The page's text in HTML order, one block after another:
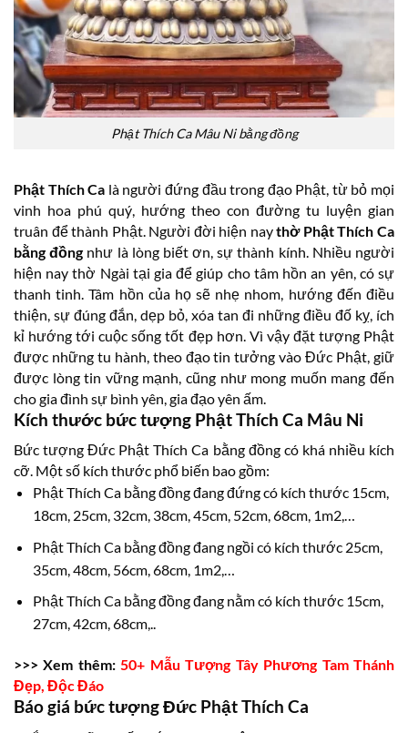
Phật Thích Ca Mâu Ni bằng đồng
Phật Thích Ca là người đứng đầu trong đạo Phật, từ bỏ mọi
vinh hoa phú quý, hướng theo con đường tu luyện gian
truân để thành Phật. Người đời hiện naythờ Phật Thích Ca
bằng đồngnhư là lòng biết ơn, sự thành kính. Nhiều người
hiện nay thờ Ngài tại gia để giúp cho tâm hồn an yên, có sự
thanh tinh. Tâm hồn của họ sẽ nhẹ nhom, hướng đến điều
thiện, sự đúng đắn, dẹp bỏ, xóa tan đi những điều đố kỵ, ích
kỉ hướng tới cuộc sống tốt đẹp hơn. Vì vậy đặt tượng Phật
được những tu hành, theo đạo tin tưởng vào Đức Phật, giữ
được lòng tin vững mạnh, cũng như mong muốn mang đến
cho gia đình sự bình yên, gia đạo yên ấm.
Kích thước bức tượng Phật Thích Ca Mâu Ni
Bức tượng Đức Phật Thích Ca bằng đồng có khá nhiều kích
cỡ. Một số kích thước phổ biến bao gồm:
Phật Thích Ca bằng đồng đang đứng có kích thước 15cm,
18cm, 25cm, 32cm, 38cm, 45cm, 52cm, 68cm, 1m2,…
Phật Thích Ca bằng đồng đang ngồi có kích thước 25cm,
35cm, 48cm, 56cm, 68cm, 1m2,…
Phật Thích Ca bằng đồng đang nằm có kích thước 15cm,
27cm, 42cm, 68cm,..
>>> Xem thêm:50+ Mẫu Tượng Tây Phương Tam Thánh
Đẹp, Độc Đáo
Báo giá bức tượng Đức Phật Thích Ca